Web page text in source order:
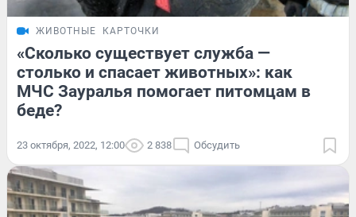
ЖИВОТНЫЕ КАРТОЧКИ
«Сколько существует служба —
столько и спасает животных»: как
МЧС Зауралья помогает питомцам в
беде?
23 октября, 2022, 12:00 2 838 Обсудить